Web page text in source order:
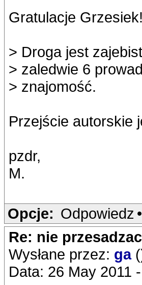
Gratulacje Grzesiek!
> Droga jest
> zaledwie 6
> znajomość.
Przejście autorskie
pzdr,
M.
Opcje: Odpowiedz •
Re: nie
Wysłane przez: ga
Data: 26 May 2011